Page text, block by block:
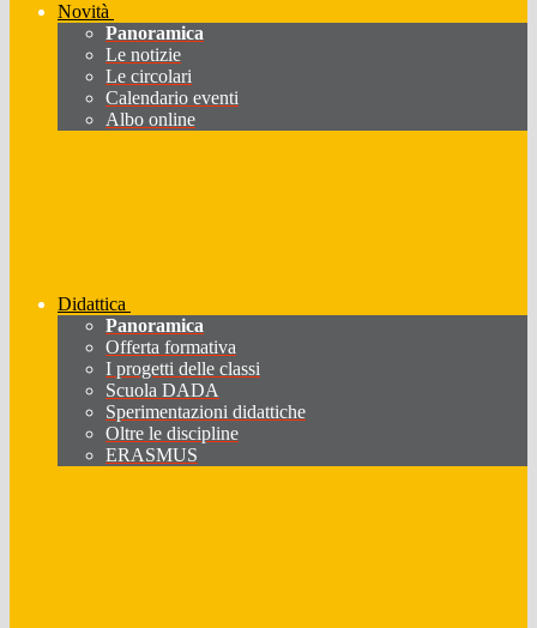
Novità
Panoramica
Le notizie
Le circolari
Calendario eventi
Albo online
Didattica
Panoramica
Offerta formativa
I progetti delle classi
Scuola DADA
Sperimentazioni didattiche
Oltre le discipline
ERASMUS